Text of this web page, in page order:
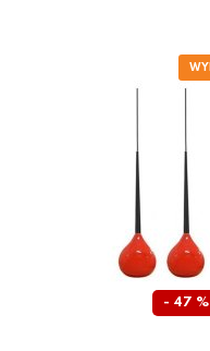
- 47 %